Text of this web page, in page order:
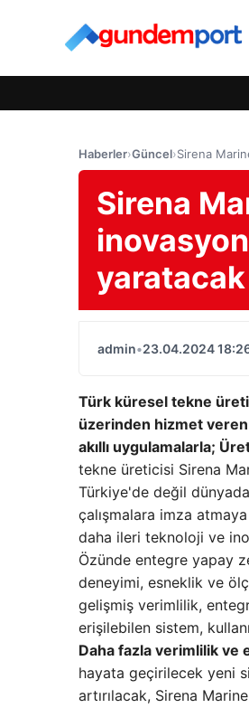
Haberler›Güncel›Sirena
Sirena
yaratacak
admin•23.04.2024
Türk küresel tekne
üzerinden hizmet
akıllı uygulamalarla;
tekne üreticisi Sirena
Türkiye'de değil
çalışmalara imza
daha ileri teknoloji ve
Özünde entegre yapay
deneyimi, esneklik ve
gelişmiş verimlilik,
erişilebilen sistem,
Daha fazla verimlilik ve
hayata geçirilecek yeni
artırılacak, Sirena